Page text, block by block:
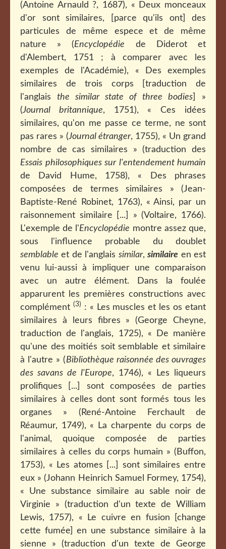
(Antoine Arnauld ?, 1687), « Deux monceaux
d'or sont similaires, [parce qu'ils ont] des
particules de même espece et de même
nature » (Encyclopédie de Diderot et
d'Alembert, 1751 ; à comparer avec les
exemples de l'Académie), « Des exemples
similaires de trois corps [traduction de
l'anglais the similar state of three bodies ] »
(Journal britannique, 1751), « Ces idées
similaires, qu'on me passe ce terme, ne sont
pas rares » (Journal étranger, 1755), « Un grand
nombre de cas similaires » (traduction des
Essais philosophiques sur l'entendement humain
de David Hume, 1758), « Des phrases
composées de termes similaires » (Jean-
Baptiste-René Robinet, 1763), « Ainsi, par un
raisonnement similaire [...] » (Voltaire, 1766).
L'exemple de l'Encyclopédie montre assez que,
sous l'influence probable du doublet
semblable et de l'anglais similar,similaire en est
venu lui-aussi à impliquer une comparaison
avec un autre élément. Dans la foulée
apparurent les premières constructions avec
complément (3) : « Les muscles et les os etant
similaires à leurs fibres » (George Cheyne,
traduction de l'anglais, 1725), « De manière
qu'une des moitiés soit semblable et similaire
à l'autre » (Bibliothèque raisonnée des ouvrages
des savans de l'Europe, 1746), « Les liqueurs
prolifiques [...] sont composées de parties
similaires à celles dont sont formés tous les
organes » (René-Antoine Ferchault de
Réaumur, 1749), « La charpente du corps de
l'animal, quoique composée de parties
similaires à celles du corps humain » (Buffon,
1753), « Les atomes [...] sont similaires entre
eux » (Johann Heinrich Samuel Formey, 1754),
« Une substance similaire au sable noir de
Virginie » (traduction d'un texte de William
Lewis, 1757), « Le cuivre en fusion [change
cette fumée] en une substance similaire à la
sienne » (traduction d'un texte de George